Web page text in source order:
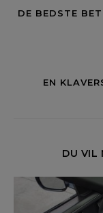
DE BEDSTE
EN
DU VIL